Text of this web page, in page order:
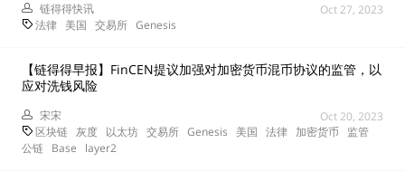
链得得快讯
Oct 27, 2023
法律 美国 交易所 Genesis
【链得得早报】FinCEN提议加强对加密货币混币协议的监管，以
应对洗钱风险
宋宋
Oct 20, 2023
区块链 灰度 以太坊 交易所 Genesis 美国 法律 加密货币
监管
公链 Base layer2